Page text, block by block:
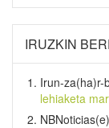
IRUZKIN
Irun-za(ha)r-
lehiaketa
NBNoticias